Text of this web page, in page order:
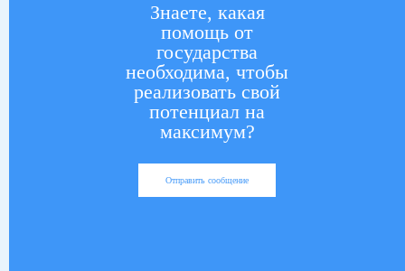
Знаете, какая
помощь от
государства
необходима, чтобы
реализовать свой
потенциал на
максимум?
Отправить сообщение